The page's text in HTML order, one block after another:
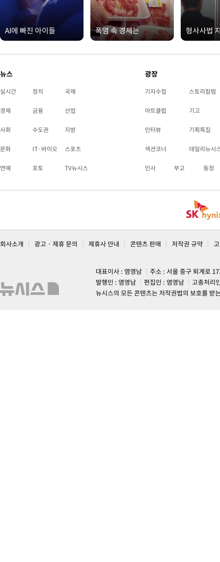
AI에 빠진 아이들 폭염 속 경제는 형사사법
뉴스
실시간 정치 국제
경제 금융 산업
사회 수도권 지방
문화 IT·바이오 스포츠
연예 포토 TV뉴시스
광장
기자수첩 스토리칼럼
아트클럽 기고
인터뷰 기획특집
섹션코너 데일리뉴시
인사 부고 동정
회사소개 광고 · 제휴 문의 제휴사 안내 콘텐츠 판매 저작권 규약
대표이사 : 염영남
주소 : 서울 중구 퇴계로
발행인 : 염영남
편집인 : 염영남
고충처리
뉴시스의 모든 콘텐츠는 저작권법의 보호를